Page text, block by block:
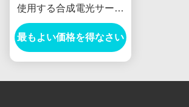
使用する合成電光サージ
の防止装置
最もよい価格を得なさい